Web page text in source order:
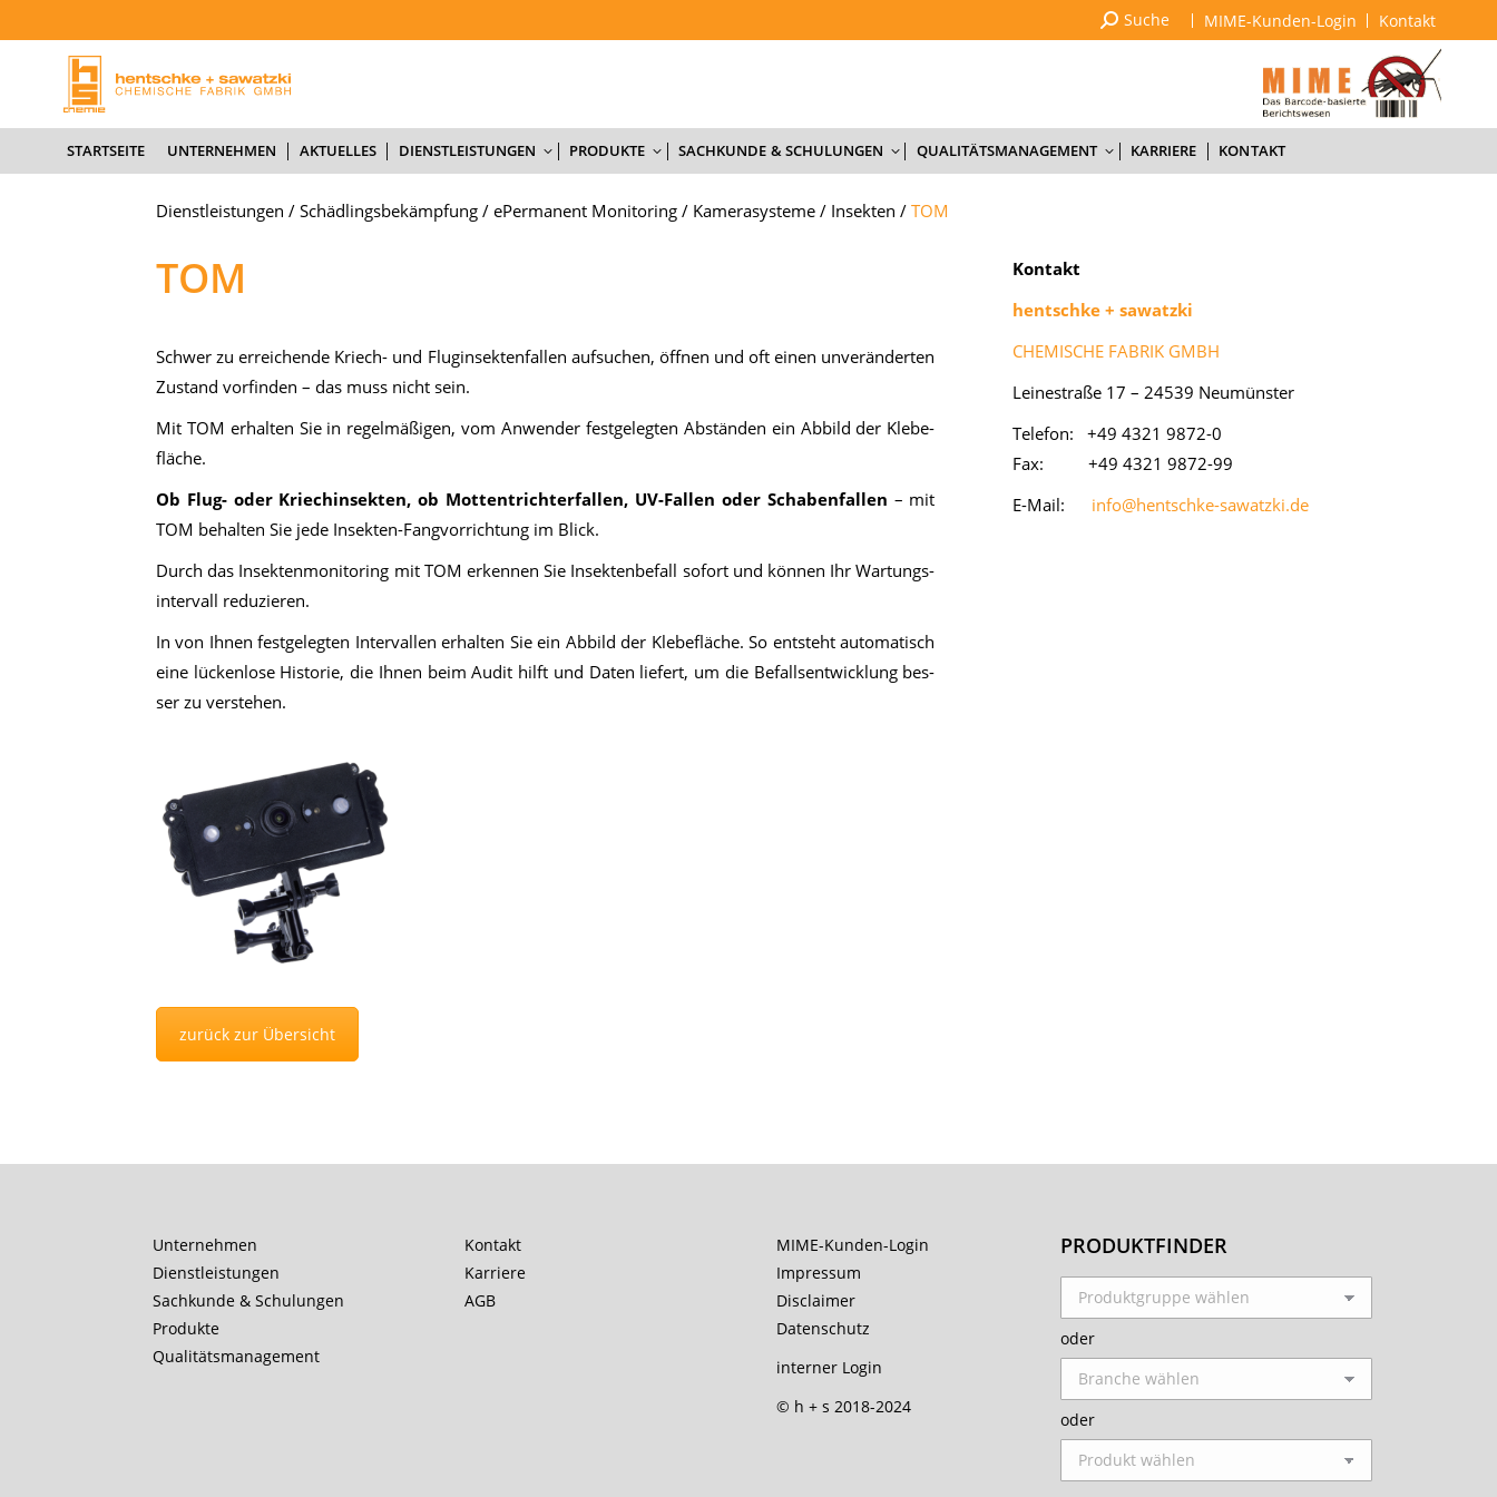
Suchen:
Suche MIME-Kunden-Login Kontakt
STARTSEITE UNTERNEHMEN AKTUELLES DIENSTLEISTUNGEN PRODUKTE SACHKUNDE & SCHULUNGEN QUALITÄTSMANAGEMENT KARRIERE KONTAKT
Dienstleistungen / Schädlingsbekämpfung / ePermanent Monitoring / Kamerasysteme / Insekten / TOM
TOM
Schwer zu er­rei­chen­de Kriech- und Flug­in­sek­ten­fal­len auf­su­chen, öff­nen und oft ei­nen un­ver­än­der­ten
Zu­stand vor­fin­den – das muss nicht sein.
Mit TOM er­hal­ten Sie in re­gel­mä­ßi­gen, vom An­wen­der fest­ge­leg­ten Ab­stän­den ein Ab­bild der Kle­be­
flä­che.
Ob Flug- oder Krie­ch­in­sek­ten, ob Mot­tent­rich­ter­fal­len, UV-Fal­len oder Scha­ben­fal­len – mit
TOM be­hal­ten Sie jede In­sek­ten-Fang­vor­rich­tung im Blick.
Durch das In­sek­ten­mo­ni­to­ring mit TOM er­ken­nen Sie In­sek­ten­be­fall so­fort und kön­nen Ihr War­tungs­
in­ter­vall re­du­zie­ren.
In von Ih­nen fest­ge­leg­ten In­ter­val­len er­hal­ten Sie ein Ab­bild der Kle­be­flä­che. So ent­steht au­to­ma­tisch
eine lü­cken­lo­se His­to­rie, die Ih­nen beim Au­dit hilft und Da­ten lie­fert, um die Be­falls­ent­wick­lung bes­
ser zu ver­ste­hen.
zurück zur Übersicht
Kon­takt
hentsch­ke + sa­watz­ki
CHEMISCHE FABRIK GMBH
Lei­ne­stra­ße 17 – 24539 Neu­müns­ter
Te­le­fon: +49 4321 9872-0
Fax: +49 4321 9872-99
E-Mail: info@hentschke-sawatzki.de
Unternehmen
Dienstleistungen
Sachkunde & Schulungen
Produkte
Qualitätsmanagement
Kontakt
Karriere
AGB
MIME-Kunden-Login
Impressum
Disclaimer
Datenschutz
interner Login
© h + s 2018-2024
PRODUKTFINDER
oder
oder
SACHKUNDE & SCHULUNGEN QUALITÄTSMANAGEMENT
KARRIERE KONTAKT